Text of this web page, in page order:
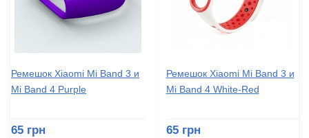
Ремешок Xiaomi Mi Band 3 и
Mi Band 4 Purple
65 грн
Ремешок Xiaomi Mi Band 3 и
Mi Band 4 White-Red
65 грн